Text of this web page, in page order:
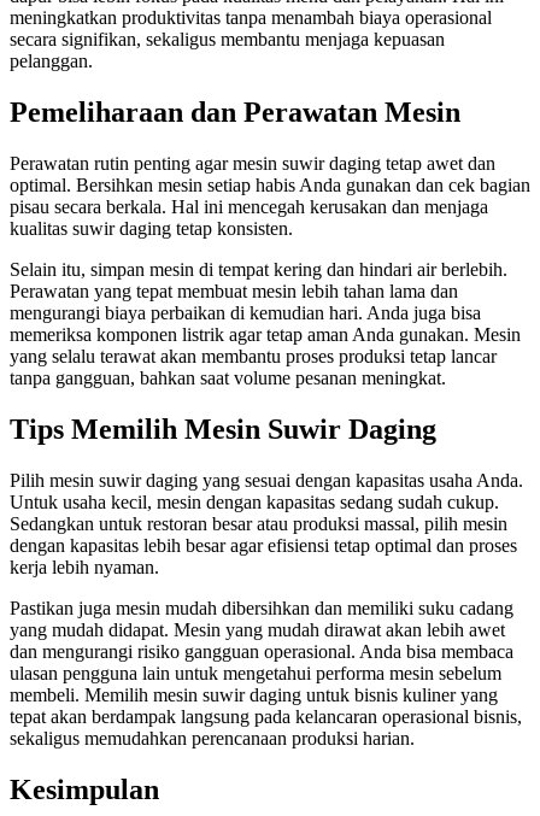
meningkatkan produktivitas tanpa menambah biaya operasional
secara signifikan, sekaligus membantu menjaga kepuasan
pelanggan.
Pemeliharaan dan Perawatan Mesin
Perawatan rutin penting agar mesin suwir daging tetap awet dan
optimal. Bersihkan mesin setiap habis Anda gunakan dan cek bagian
pisau secara berkala. Hal ini mencegah kerusakan dan menjaga
kualitas suwir daging tetap konsisten.
Selain itu, simpan mesin di tempat kering dan hindari air berlebih.
Perawatan yang tepat membuat mesin lebih tahan lama dan
mengurangi biaya perbaikan di kemudian hari. Anda juga bisa
memeriksa komponen listrik agar tetap aman Anda gunakan. Mesin
yang selalu terawat akan membantu proses produksi tetap lancar
tanpa gangguan, bahkan saat volume pesanan meningkat.
Tips Memilih Mesin Suwir Daging
Pilih mesin suwir daging yang sesuai dengan kapasitas usaha Anda.
Untuk usaha kecil, mesin dengan kapasitas sedang sudah cukup.
Sedangkan untuk restoran besar atau produksi massal, pilih mesin
dengan kapasitas lebih besar agar efisiensi tetap optimal dan proses
kerja lebih nyaman.
Pastikan juga mesin mudah dibersihkan dan memiliki suku cadang
yang mudah didapat. Mesin yang mudah dirawat akan lebih awet
dan mengurangi risiko gangguan operasional. Anda bisa membaca
ulasan pengguna lain untuk mengetahui performa mesin sebelum
membeli. Memilih mesin suwir daging untuk bisnis kuliner yang
tepat akan berdampak langsung pada kelancaran operasional bisnis,
sekaligus memudahkan perencanaan produksi harian.
Kesimpulan